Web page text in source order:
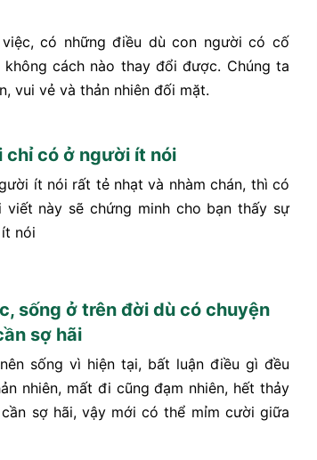
có những điều dù con người có cố
cách nào thay đổi được. Chúng ta
vui vẻ và thản nhiên đối mặt.
có ở người ít nói
ít nói rất tẻ nhạt và nhàm chán, thì có
viết này sẽ chứng minh cho bạn thấy sự
nói
sống ở trên đời dù có chuyện
sợ hãi
sống vì hiện tại, bất luận điều gì đều
nhiên, mất đi cũng đạm nhiên, hết thảy
sợ hãi, vậy mới có thể mỉm cười giữa